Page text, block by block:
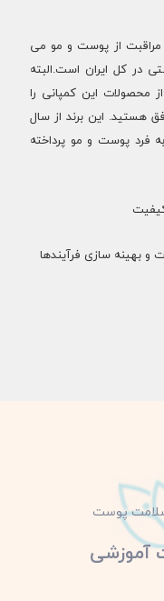
مراقبت از پوست و مو می
در کل ایران است.البته
محصولات این کمپانی را
هستید. این برند از سال
به فرد پوست و مو پرداخته
و بهینه ­سازی فرآیندها
سلامت پوست
آموزشی